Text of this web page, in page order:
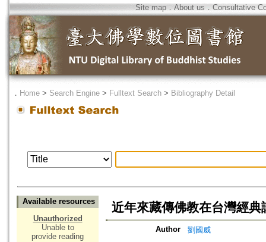
Site map．About us ． Consultative
． Home > Search Engine > Fulltext Search > Bibliography Detail
Available resources
Unauthorized
Unable to
provide reading
近年來藏傳佛教在台灣經典
Author
劉國威